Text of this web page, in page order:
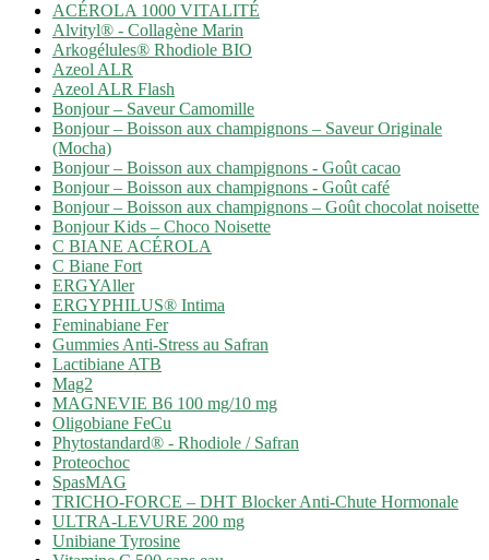
ACÉROLA 1000 VITALITÉ
Alvityl® - Collagène Marin
Arkogélules® Rhodiole BIO
Azeol ALR
Azeol ALR Flash
Bonjour – Saveur Camomille
Bonjour – Boisson aux champignons – Saveur Originale
(Mocha)
Bonjour – Boisson aux champignons - Goût cacao
Bonjour – Boisson aux champignons - Goût café
Bonjour – Boisson aux champignons – Goût chocolat noisette
Bonjour Kids – Choco Noisette
C BIANE ACÉROLA
C Biane Fort
ERGYAller
ERGYPHILUS® Intima
Feminabiane Fer
Gummies Anti-Stress au Safran
Lactibiane ATB
Mag2
MAGNEVIE B6 100 mg/10 mg
Oligobiane FeCu
Phytostandard® - Rhodiole / Safran
Proteochoc
SpasMAG
TRICHO-FORCE – DHT Blocker Anti-Chute Hormonale
ULTRA-LEVURE 200 mg
Unibiane Tyrosine